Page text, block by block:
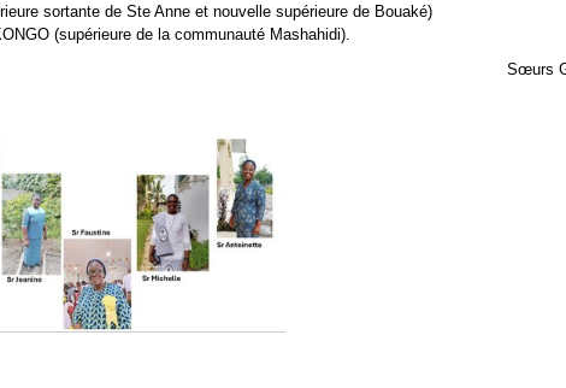
sortante de Ste Anne et nouvelle supérieure de Bouaké)
(supérieure de la communauté Mashahidi).
Sœurs